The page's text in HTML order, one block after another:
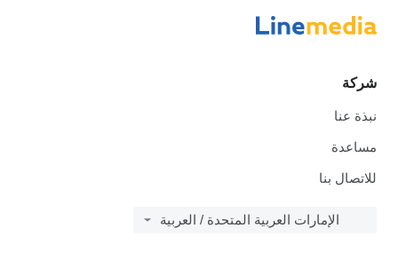
شركة
نبذة عنا
مساعدة
للاتصال بنا
الإمارات العربية المتحدة / العربية